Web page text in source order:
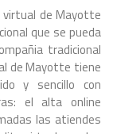
de Mayotte
que se pueda
tradicional
de Mayotte tiene
y sencillo con
el alta online
las atiendes